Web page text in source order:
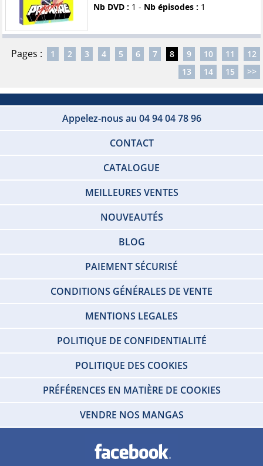
Nb DVD : 1 - Nb épisodes : 1
Pages : 1 2 3 4 5 6 7 8 9 10 11
12
13
14 15 >>
Appelez-nous au 04 94 04 78 96
CONTACT
CATALOGUE
MEILLEURES VENTES
NOUVEAUTÉS
BLOG
PAIEMENT SÉCURISÉ
CONDITIONS GÉNÉRALES DE VENTE
MENTIONS LEGALES
POLITIQUE DE CONFIDENTIALITÉ
POLITIQUE DES COOKIES
PRÉFÉRENCES EN MATIÈRE DE COOKIES
VENDRE NOS MANGAS